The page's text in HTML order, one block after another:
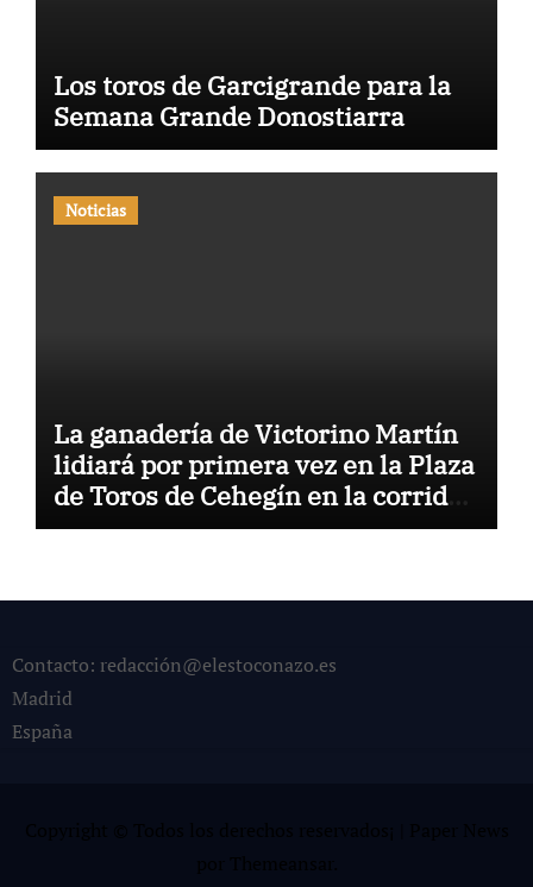
Los toros de Garcigrande para la
Semana Grande Donostiarra
Noticias
La ganadería de Victorino Martín
lidiará por primera vez en la Plaza
de Toros de Cehegín en la corrida
conmemorativa de su 125
Contacto: redacción@elestoconazo.es
Madrid
España